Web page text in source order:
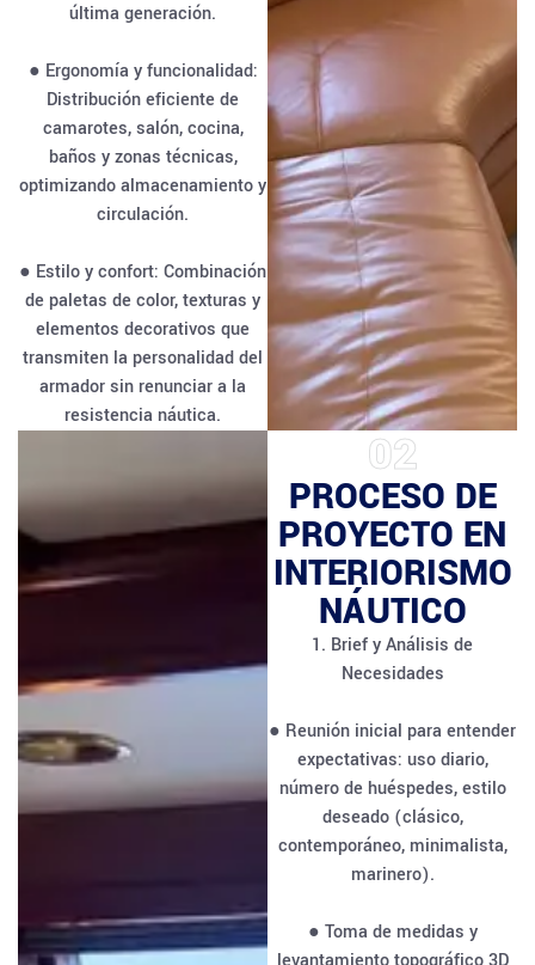
última generación.
● Ergonomía y funcionalidad:
Distribución eficiente de
camarotes, salón, cocina,
baños y zonas técnicas,
optimizando almacenamiento y
circulación.
● Estilo y confort: Combinación
de paletas de color, texturas y
elementos decorativos que
transmiten la personalidad del
armador sin renunciar a la
resistencia náutica.
02
PROCESO DE
PROYECTO EN
INTERIORISMO
NÁUTICO
1. Brief y Análisis de
Necesidades
● Reunión inicial para entender
expectativas: uso diario,
número de huéspedes, estilo
deseado (clásico,
contemporáneo, minimalista,
marinero).
● Toma de medidas y